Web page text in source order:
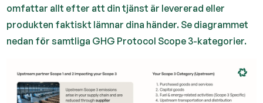
omfattar allt efter att din tjänst är levererad eller
produkten faktiskt lämnar dina händer. Se diagrammet
nedan för samtliga GHG Protocol Scope 3-kategorier.